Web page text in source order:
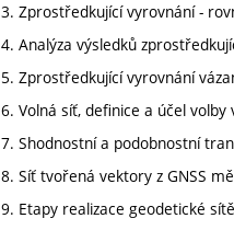
3. Zprostředkující vyrovnání -
4. Analýza výsledků
5. Zprostředkující vyrovnání
6. Volná síť, definice a účel volby
7. Shodnostní a podobnostní
8. Síť tvořená vektory z GNSS
9. Etapy realizace geodetické sítě